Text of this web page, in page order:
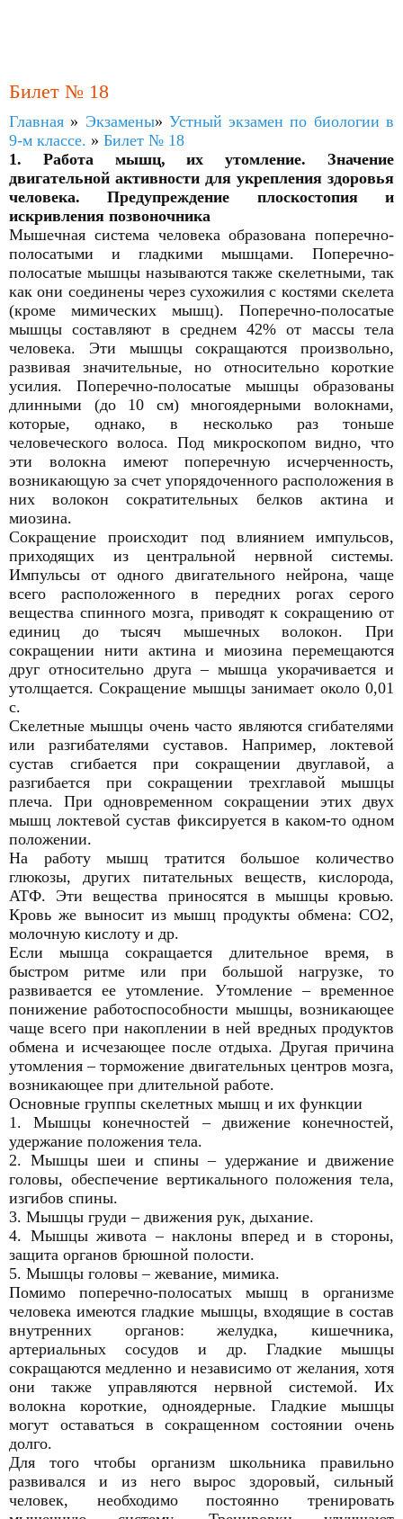
Билет № 18
Главная » Экзамены» Устный экзамен по биологии в
9-м классе. » Билет № 18
1. Работа мышц, их утомление. Значение
двигательной активности для укрепления здоровья
человека. Предупреждение плоскостопия и
искривления позвоночника
Мышечная система человека образована поперечно-
полосатыми и гладкими мышцами. Поперечно-
полосатые мышцы называются также скелетными, так
как они соединены через сухожилия с костями скелета
(кроме мимических мышц). Поперечно-полосатые
мышцы составляют в среднем 42% от массы тела
человека. Эти мышцы сокращаются произвольно,
развивая значительные, но относительно короткие
усилия. Поперечно-полосатые мышцы образованы
длинными (до 10 см) многоядерными волокнами,
которые, однако, в несколько раз тоньше
человеческого волоса. Под микроскопом видно, что
эти волокна имеют поперечную исчерченность,
возникающую за счет упорядоченного расположения в
них волокон сократительных белков актина и
миозина.
Сокращение происходит под влиянием импульсов,
приходящих из центральной нервной системы.
Импульсы от одного двигательного нейрона, чаще
всего расположенного в передних рогах серого
вещества спинного мозга, приводят к сокращению от
единиц до тысяч мышечных волокон. При
сокращении нити актина и миозина перемещаются
друг относительно друга – мышца укорачивается и
утолщается. Сокращение мышцы занимает около 0,01
с.
Скелетные мышцы очень часто являются сгибателями
или разгибателями суставов. Например, локтевой
сустав сгибается при сокращении двуглавой, а
разгибается при сокращении трехглавой мышцы
плеча. При одновременном сокращении этих двух
мышц локтевой сустав фиксируется в каком-то одном
положении.
На работу мышц тратится большое количество
глюкозы, других питательных веществ, кислорода,
АТФ. Эти вещества приносятся в мышцы кровью.
Кровь же выносит из мышц продукты обмена: СО2,
молочную кислоту и др.
Если мышца сокращается длительное время, в
быстром ритме или при большой нагрузке, то
развивается ее утомление. Утомление – временное
понижение работоспособности мышцы, возникающее
чаще всего при накоплении в ней вредных продуктов
обмена и исчезающее после отдыха. Другая причина
утомления – торможение двигательных центров мозга,
возникающее при длительной работе.
Основные группы скелетных мышц и их функции
1. Мышцы конечностей – движение конечностей,
удержание положения тела.
2. Мышцы шеи и спины – удержание и движение
головы, обеспечение вертикального положения тела,
изгибов спины.
3. Мышцы груди – движения рук, дыхание.
4. Мышцы живота – наклоны вперед и в стороны,
защита органов брюшной полости.
5. Мышцы головы – жевание, мимика.
Помимо поперечно-полосатых мышц в организме
человека имеются гладкие мышцы, входящие в состав
внутренних органов: желудка, кишечника,
артериальных сосудов и др. Гладкие мышцы
сокращаются медленно и независимо от желания, хотя
они также управляются нервной системой. Их
волокна короткие, одноядерные. Гладкие мышцы
могут оставаться в сокращенном состоянии очень
долго.
Для того чтобы организм школьника правильно
развивался и из него вырос здоровый, сильный
человек, необходимо постоянно тренировать